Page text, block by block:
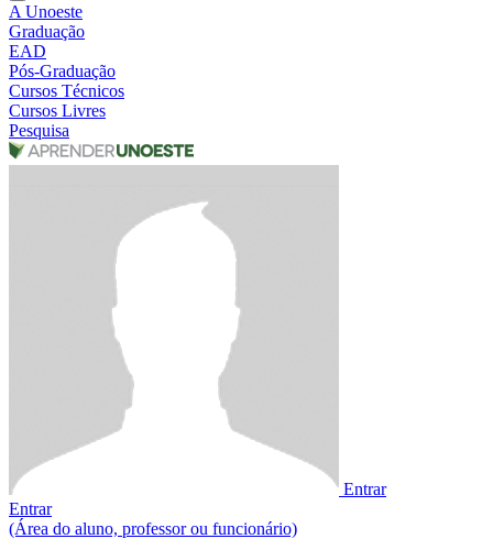
A Unoeste
Graduação
EAD
Pós-Graduação
Cursos Técnicos
Cursos Livres
Pesquisa
Entrar
Entrar
(Área do aluno, professor ou funcionário)